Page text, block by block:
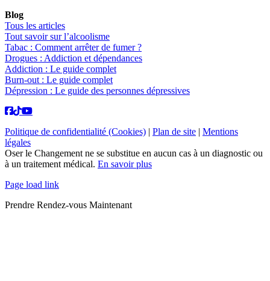
Blog
Tous les articles
Tout savoir sur l’alcoolisme
Tabac : Comment arrêter de fumer ?
Drogues : Addiction et dépendances
Addiction : Le guide complet
Burn-out : Le guide complet
Dépression : Le guide des personnes dépressives
Politique de confidentialité (Cookies) | Plan de site | Mentions
légales
Oser le Changement ne se substitue en aucun cas à un diagnostic ou
à un traitement médical. En savoir plus
Page load link
Prendre Rendez-vous Maintenant